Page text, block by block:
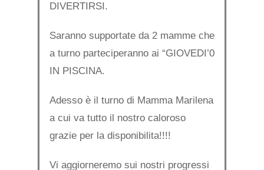
DIVERTIRSI.
Saranno supportate da 2 mamme che
a turno parteciperanno ai “GIOVEDI’0
IN PISCINA.
Adesso è il turno di Mamma Marilena
a cui va tutto il nostro caloroso
grazie per la disponibilita!!!!
Vi aggiorneremo sui nostri progressi